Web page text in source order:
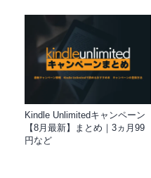
Kindle Unlimitedキャンペーン
【8月最新】まとめ｜3ヵ月99
円など